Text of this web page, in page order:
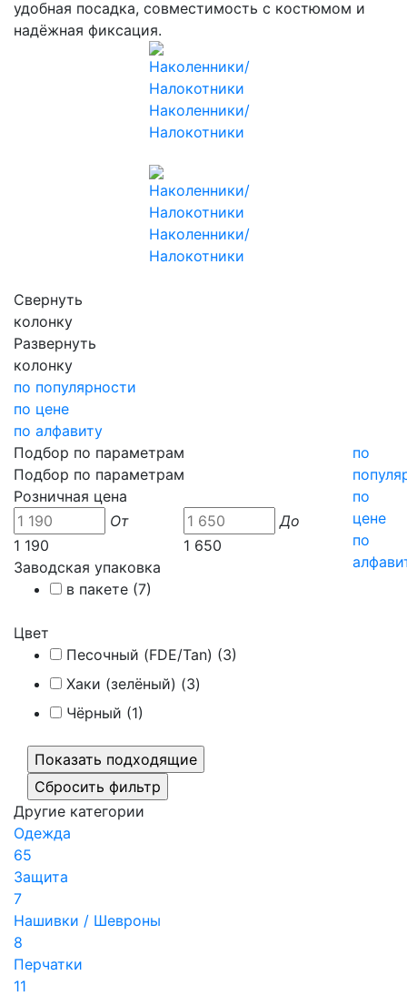
удобная посадка, совместимость с костюмом и
надёжная фиксация.
Наколенники/
Налокотники
Наколенники/
Налокотники
Свернуть
колонку
Развернуть
колонку
по популярности
по цене
по алфавиту
Подбор по параметрам
Подбор по параметрам
Розничная цена
От
До
1 190
1 650
Заводская упаковка
в пакете (7)
Цвет
Песочный (FDE/Tan) (3)
Хаки (зелёный) (3)
Чёрный (1)
Другие категории
Одежда
65
Защита
7
Нашивки / Шевроны
8
Перчатки
11
по
по
цене
по